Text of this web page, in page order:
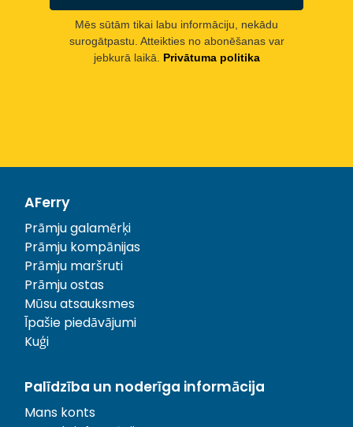
Mēs sūtām tikai labu informāciju, nekādu
surogātpastu. Atteikties no abonēšanas var
jebkurā laikā.
Privātuma politika
AFerry
Prāmju galamērķi
Prāmju kompānijas
Prāmju maršruti
Prāmju ostas
Mūsu atsauksmes
Īpašie piedāvājumi
Kuģi
Palīdzība un noderīga informācija
Mans konts